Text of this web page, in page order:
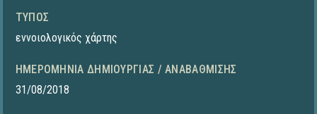
ΤΎΠΟΣ
εννοιολογικός χάρτης
ΗΜΕΡΟΜΗΝΊΑ ΔΗΜΙΟΥΡΓΊΑΣ / ΑΝΑΒΆΘΜΙΣΗΣ
31/08/2018